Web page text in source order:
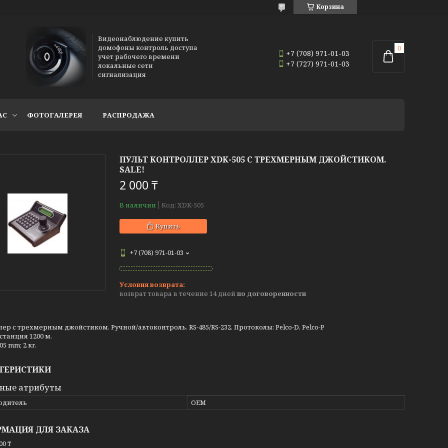
Корзина
Видеонаблюдение купить
домофоны контроль доступа
учет рабочего времени
локальные сети
сигнализация
+7 (708) 971-01-03
+7 (727) 971-01-03
ФОТОГАЛЕРЕЯ РАСПРОДАЖА
ПУЛЬТ КОНТРОЛЛЕР XDK-505 С ТРЕХМЕРНЫМ ДЖОЙСТИКОМ.
SALE!
2 000 ₸
В наличии Код: XDK-505
Купить
+7 (708) 971-01-03
возврат товара в течение 14 дней по договоренности
с трехмерным джойстиком. Ручной/автоконтроль. RS-485/RS-232. Протоколы: Pelco-D, Pelco-P
1200 м.
mm; 2 кг.
атрибуты
OEM
ДЛЯ ЗАКАЗА
₸